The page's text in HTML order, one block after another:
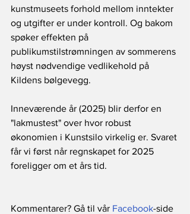
kunstmuseets forhold mellom inntekter
og utgifter er under kontroll. Og bakom
spøker effekten på
publikumstilstrømningen av sommerens
høyst nødvendige vedlikehold på
Kildens bølgevegg.
Inneværende år (2025) blir derfor en
"lakmustest" over hvor robust
økonomien i Kunstsilo virkelig er. Svaret
får vi først når regnskapet for 2025
foreligger om et års tid.
Kommentarer? Gå til vår Facebook-side